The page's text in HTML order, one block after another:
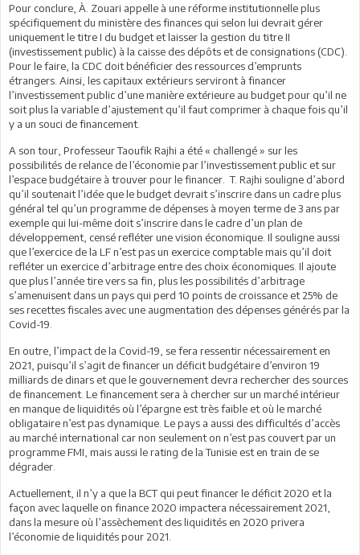
Pour conclure, À. Zouari appelle à une réforme institutionnelle plus
spécifiquement du ministère des finances qui selon lui devrait gérer
uniquement le titre I du budget et laisser la gestion du titre II
(investissement public) à la caisse des dépôts et de consignations (CDC).
Pour le faire, la CDC doit bénéficier des ressources d’emprunts
étrangers. Ainsi, les capitaux extérieurs serviront à financer
l’investissement public d’une manière extérieure au budget pour qu’il ne
soit plus la variable d’ajustement qu’il faut comprimer à chaque fois qu’il
y a un souci de financement.
A son tour, Professeur Taoufik Rajhi a été « challengé » sur les
possibilités de relance de l’économie par l’investissement public et sur
l’espace budgétaire à trouver pour le financer. T. Rajhi souligne d’abord
qu’il soutenait l’idée que le budget devrait s’inscrire dans un cadre plus
général tel qu’un programme de dépenses à moyen terme de 3 ans par
exemple qui lui-même doit s’inscrire dans le cadre d’un plan de
développement, censé refléter une vision économique. Il souligne aussi
que l’exercice de la LF n’est pas un exercice comptable mais qu’il doit
refléter un exercice d’arbitrage entre des choix économiques. Il ajoute
que plus l’année tire vers sa fin, plus les possibilités d’arbitrage
s’amenuisent dans un pays qui perd 10 points de croissance et 25% de
ses recettes fiscales avec une augmentation des dépenses générés par la
Covid-19.
En outre, l’impact de la Covid-19, se fera ressentir nécessairement en
2021, puisqu’il s’agit de financer un déficit budgétaire d’environ 19
milliards de dinars et que le gouvernement devra rechercher des sources
de financement. Le financement sera à chercher sur un marché intérieur
en manque de liquidités où l’épargne est très faible et où le marché
obligataire n’est pas dynamique. Le pays a aussi des difficultés d’accès
au marché international car non seulement on n’est pas couvert par un
programme FMI, mais aussi le rating de la Tunisie est en train de se
dégrader.
Actuellement, il n’y a que la BCT qui peut financer le déficit 2020 et la
façon avec laquelle on finance 2020 impactera nécessairement 2021,
dans la mesure où l’assèchement des liquidités en 2020 privera
l’économie de liquidités pour 2021.